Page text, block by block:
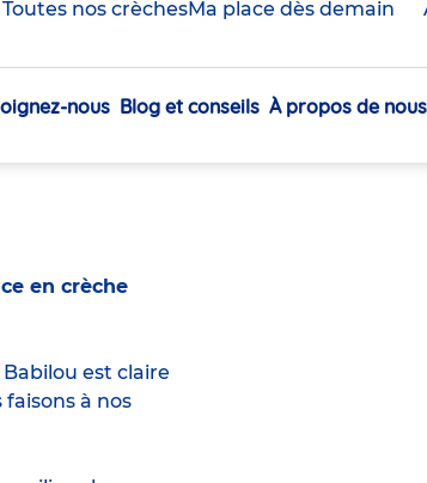
Toutes nos crèchesMa place dès demain
nous Blog et conseils À propos de nous
les
en crèche
est claire
à nos